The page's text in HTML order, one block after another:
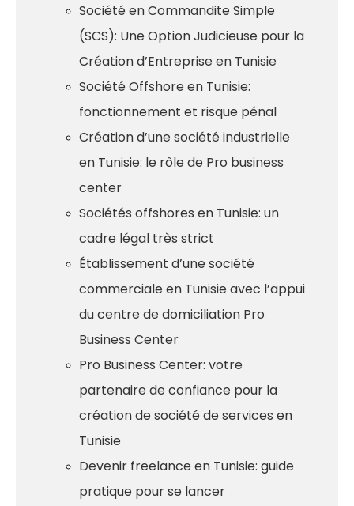
Société en Commandite Simple
(SCS): Une Option Judicieuse pour la
Création d’Entreprise en Tunisie
Société Offshore en Tunisie:
fonctionnement et risque pénal
Création d’une société industrielle
en Tunisie: le rôle de Pro business
center
Sociétés offshores en Tunisie: un
cadre légal très strict
Établissement d’une société
commerciale en Tunisie avec l’appui
du centre de domiciliation Pro
Business Center
Pro Business Center: votre
partenaire de confiance pour la
création de société de services en
Tunisie
Devenir freelance en Tunisie: guide
pratique pour se lancer